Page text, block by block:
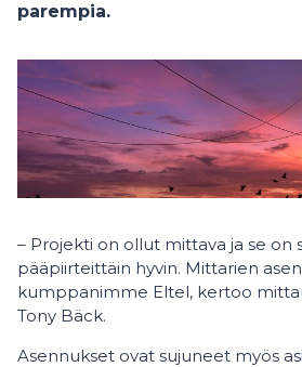
parempia.
– Projekti on ollut mittava ja se on
pääpiirteittäin hyvin. Mittarien
kumppanimme Eltel, kertoo
Tony Bäck.
Asennukset ovat sujuneet myös